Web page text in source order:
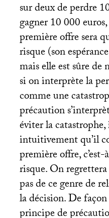
sur deux de perdre
gagner 10 000
première offre sera
risque (son
mais elle est sûre de
si on interprète la
comme une
précaution
éviter la
intuitivement qu’il
première offre,
risque. On
pas de ce genre de
la décision. De